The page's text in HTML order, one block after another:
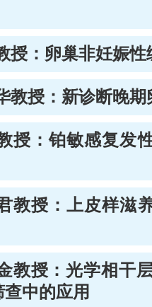
授：卵巢非妊娠
教授：新诊断晚
授：铂敏感复发
教授：上皮样滋
教授：光学相干
中的应用